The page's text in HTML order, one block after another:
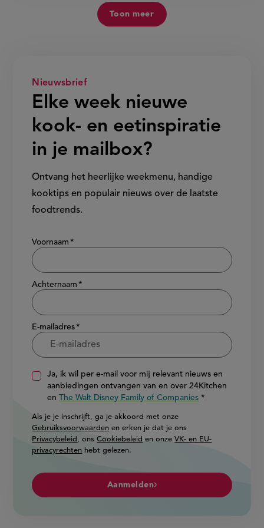
Toon meer
Nieuwsbrief
Elke week nieuwe
kook- en eetinspiratie
in je mailbox?
Ontvang het heerlijke weekmenu, handige
kooktips en populair nieuws over de laatste
foodtrends.
Show/hide
Voornaam
Achternaam
E-mailadres
Ja, ik wil per e-mail voor mij relevant nieuws en
aanbiedingen ontvangen van en over 24Kitchen
enThe Walt Disney Family of Companies
Als je je inschrijft, ga je akkoord met onze
Gebruiksvoorwaarden en erken je dat je ons
Privacybeleid , onsCookiebeleid en onzeVK- en EU-
privacyrechten hebt gelezen.
Aanmelden